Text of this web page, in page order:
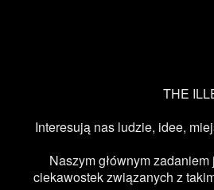
THE
Interesują nas ludzie, idee,
Naszym głównym
ciekawostek związanych z